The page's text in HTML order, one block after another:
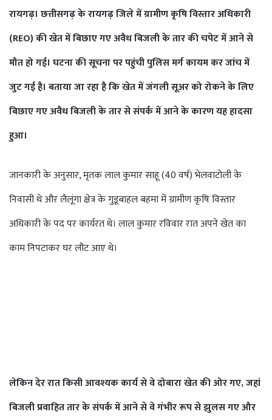
रायगढ़। छत्तीसगढ़ के रायगढ़ जिले में ग्रामीण कृषि विस्तार अधिकारी
(REO) की खेत में बिछाए गए अवैध बिजली के तार की चपेट में आने से
मौत हो गई। घटना की सूचना पर पहुंची पुलिस मर्ग कायम कर जांच में
जुट गई है। बताया जा रहा है कि खेत में जंगली सूअर को रोकने के लिए
बिछाए गए अवैध बिजली के तार से संपर्क में आने के कारण यह हादसा
हुआ।
जानकारी के अनुसार, मृतक लाल कुमार साहू (40 वर्ष) भेलवाटोली के
निवासी थे और लैलूंगा क्षेत्र के गुडूबाहल बहमा में ग्रामीण कृषि विस्तार
अधिकारी के पद पर कार्यरत थे। लाल कुमार रविवार रात अपने खेत का
काम निपटाकर घर लौट आए थे।
लेकिन देर रात किसी आवश्यक कार्य से वे दोबारा खेत की ओर गए, जहां
बिजली प्रवाहित तार के संपर्क में आने से वे गंभीर रूप से झुलस गए और